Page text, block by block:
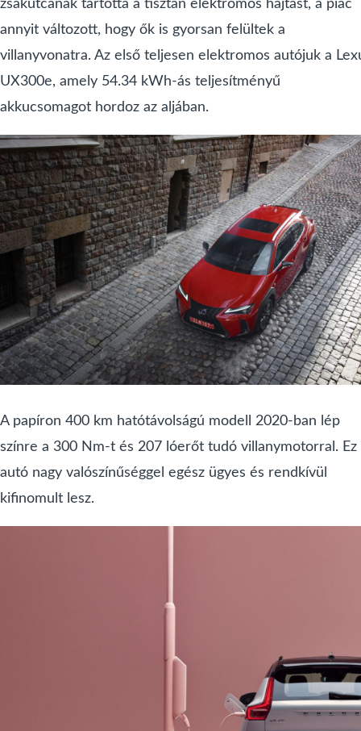
zsákutcának tartotta a tisztán elektromos hajtást, a piac
annyit változott, hogy ők is gyorsan felültek a
villanyvonatra. Az első teljesen elektromos autójuk a
UX300e, amely 54.34 kWh-ás teljesítményű
akkucsomagot hordoz az aljában.
A papíron 400 km hatótávolságú modell 2020-ban lép
színre a 300 Nm-t és 207 lóerőt tudó villanymotorral. Ez
autó nagy valószínűséggel egész ügyes és rendkívül
kifinomult lesz.